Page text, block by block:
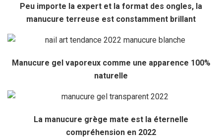
Peu importe la expert et la format des ongles, la
manucure terreuse est constamment brillant
Manucure gel vaporeux comme une apparence 100%
naturelle
La manucure grège mate est la éternelle
compréhension en 2022